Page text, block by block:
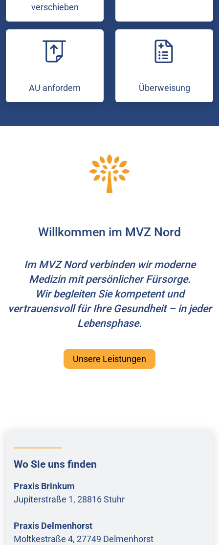
verschieben
AU anfordern Überweisung
Willkommen im MVZ Nord
Im MVZ Nord verbinden wir moderne
Medizin mit persönlicher Fürsorge.
Wir begleiten Sie kompetent und
vertrauensvoll für Ihre Gesundheit – in jeder
Lebensphase.
Unsere Leistungen
Wo Sie uns finden
Praxis Brinkum
Jupiterstraße 1, 28816 Stuhr
Praxis Delmenhorst
Moltkestraße 4, 27749 Delmenhorst